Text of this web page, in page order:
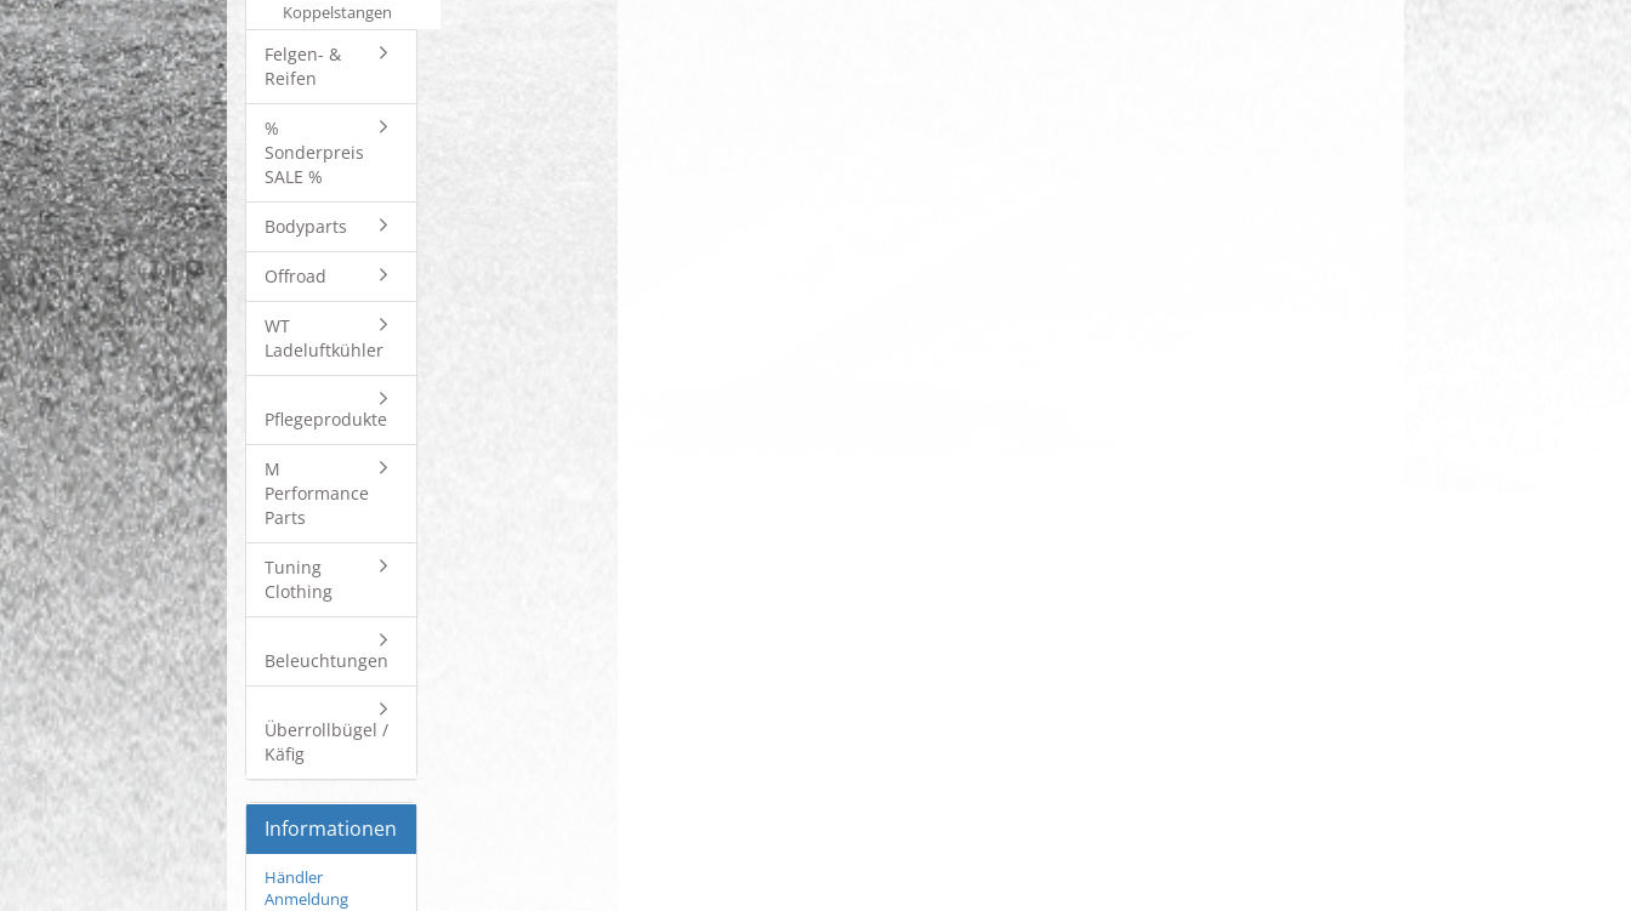
Koppelstangen
Felgen- &
Reifen
%
Sonderpreis
SALE %
Bodyparts
Offroad
WT
Ladeluftkühler
Pflegeprodukte
M
Performance
Parts
Tuning
Clothing
Beleuchtungen
Überrollbügel /
Käfig
Informationen
Händler
Anmeldung